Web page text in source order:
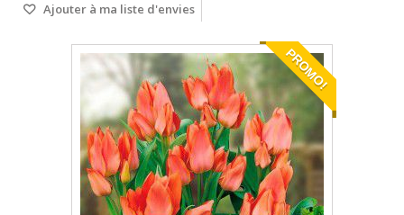
Ajouter à ma liste d'envies
PROMO!